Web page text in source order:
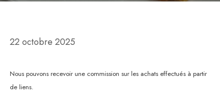
22 octobre 2025
Nous pouvons recevoir une commission sur les achats effectués à partir
de liens.